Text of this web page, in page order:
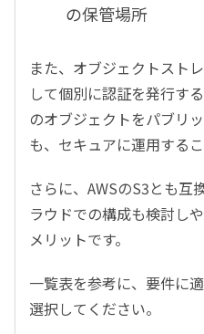
の保管場所
また、オブジェクトスト
して個別に認証を発行す
のオブジェクトをパブリ
も、セキュアに運用するこ
さらに、AWSのS3とも互
ラウドでの構成も検討し
メリットです。
一覧表を参考に、要件に
選択してください。